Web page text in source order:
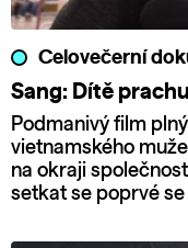
Celovečerní
Sang: Dítě prachu
Podmanivý film
vietnamského
na okraji
setkat se poprvé